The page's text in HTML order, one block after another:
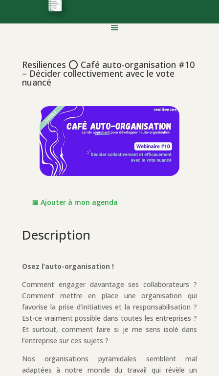
Resiliences ⭕️ Café auto-organisation #10
– Décider collectivement avec le vote
nuancé
📅 Ajouter à mon agenda
Description
Osez l’auto-organisation !
Comment engager davantage ses collaborateurs ?
Comment mettre en place une organisation qui
favorise la prise d’initiatives et la responsabilisation ?
Est-ce vraiment possible dans toutes les entreprises ?
Et surtout, comment faire si je me sens isolé dans
l’entreprise sur ces sujets ?
Nos organisations pyramidales semblent mal
adaptées à notre monde du travail qui révèle un